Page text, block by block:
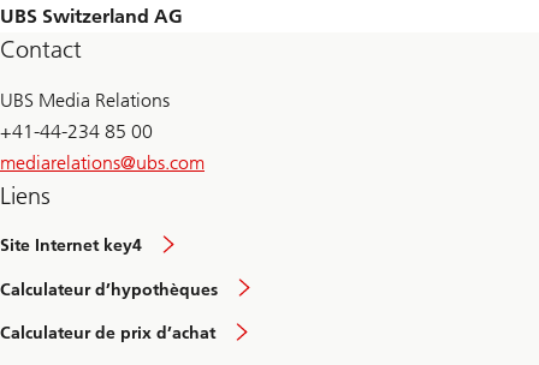
UBS Switzerland AG
Contact
UBS Media Relations
+41-44-234 85 00
mediarelations@ubs.com
Liens
Site Internet key4
Calculateur d’hypothèques
Calculateur de prix d’achat